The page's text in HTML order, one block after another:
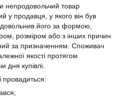
непродовольчий товар
у продавця, у якого він був
його за формою,
розміром або з інших причин
за призначенням. Споживач
якості протягом
дня купівлі.
провадиться: